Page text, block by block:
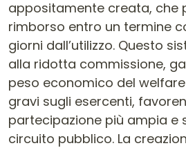
appositamente creata, che
rimborso entro un termine
giorni dall’utilizzo. Questo
alla ridotta commissione,
peso economico del
gravi sugli esercenti,
partecipazione più ampia e
circuito pubblico. La